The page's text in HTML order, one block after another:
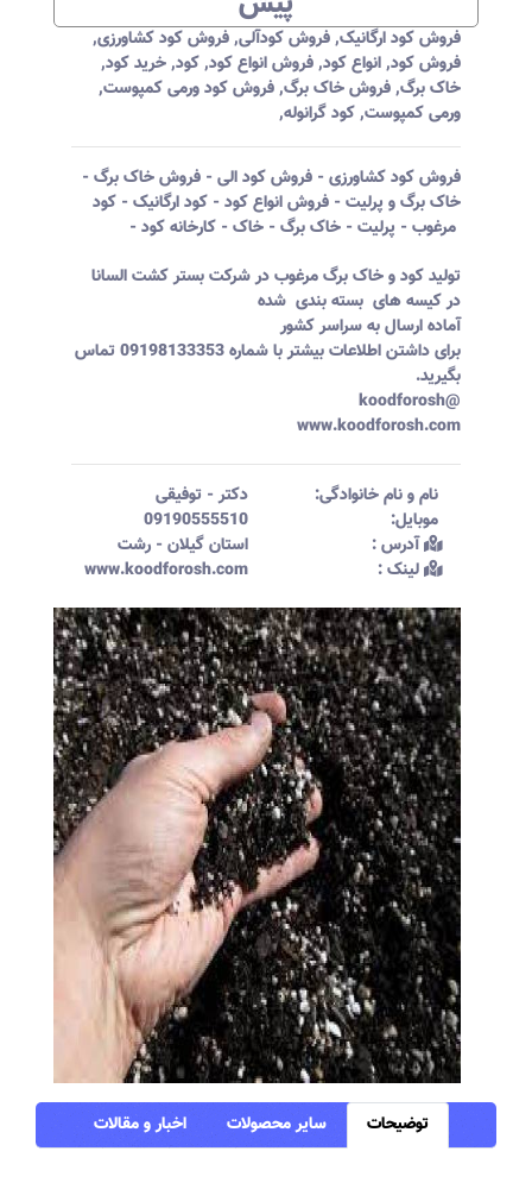
فروش کود ارگانیک,فروش کودآلی,فروش کود کشاورزی,
فروش کود,انواع کود,فروش انواع کود,کود,خرید کود,
خاک برگ,فروش خاک برگ,فروش کود ورمی کمپوست,
ورمی کمپوست,کود گرانوله,
فروش کود کشاورزی - فروش کود الی - فروش خاک برگ -
خاک برگ و پرلیت - فروش انواع کود - کود ارگانیک - کود
مرغوب - پرلیت - خاک برگ - خاک - کارخانه کود -
تولید کود و خاک برگ مرغوب در شرکت بستر کشت السانا
در کیسه های بسته بندی شده
آماده ارسال به سراسر کشور
برای داشتن اطلاعات بیشتر با شماره 09198133353 تماس
بگیرید.
@koodforosh
www.koodforosh.com
نام و نام خانوادگی:‌ دکتر - توفیقی
موبایل:‌
09190555510
آدرس :‌
استان گیلان - رشت
لینک :‌
www.koodforosh.com
توضیحات سایر محصولات اخبار و مقالات